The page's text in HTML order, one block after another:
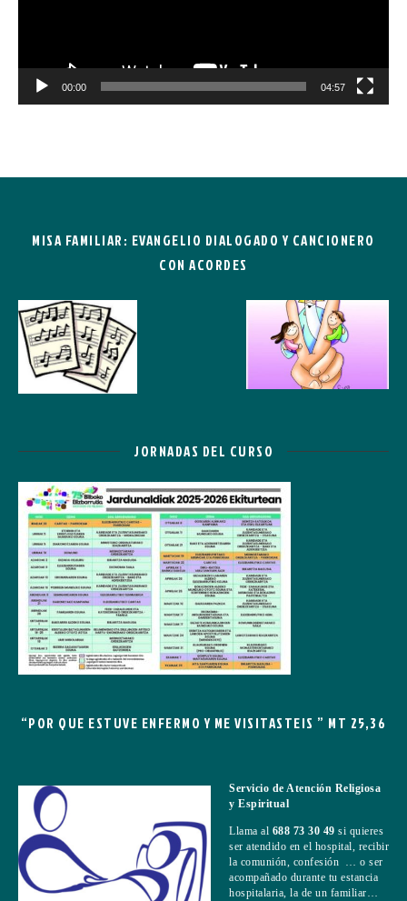
00:00 04:57
MISA FAMILIAR: EVANGELIO DIALOGADO Y CANCIONERO
CON ACORDES
JORNADAS DEL CURSO
“POR QUE ESTUVE ENFERMO Y ME VISITASTEIS ” MT 25,36
Servicio de Atención Religiosa
y Espiritual
Llama al 688 73 30 49 si quieres
ser atendido en el hospital, recibir
la comunión, confesión … o ser
acompañado durante tu estancia
hospitalaria, la de un familiar…